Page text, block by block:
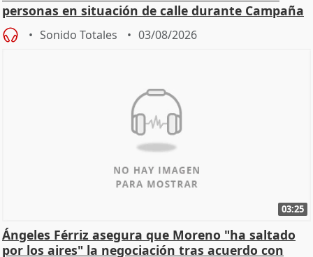
personas en situación de calle durante Campaña
de Calor
Sonido Totales 03/08/2026
03:25
Ángeles Férriz asegura que Moreno "ha saltado
por los aires" la negociación tras acuerdo con